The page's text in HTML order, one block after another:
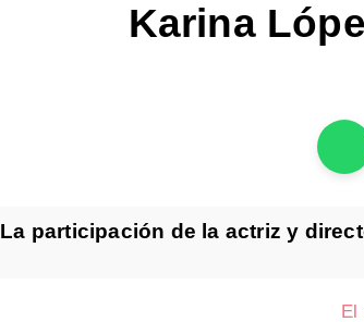
Karina
La participación de la actriz y
El